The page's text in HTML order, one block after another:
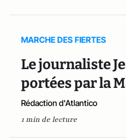
MARCHE DES FIERTES
Le journaliste
portées par la
Rédaction d'Atlantico
1 min de lecture